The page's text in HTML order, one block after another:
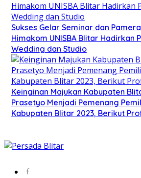
Sukses Gelar Seminar dan
Himakom UNISBA Blitar Hadirkan
Wedding dan Studio
Keinginan Majukan Kabupaten
Prasetyo Menjadi Pemenang
Kabupaten Blitar 2023, Berikut